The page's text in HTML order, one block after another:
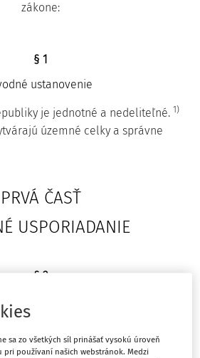
zákone:
§ 1
ustanovenie
je jednotné a nedeliteľné. 1)
územné celky a správne
PRVÁ ČASŤ
USPORIADANIE
§ 2
ustanovenia
územné celky.3)
sa zo všetkých síl prinášať vysokú úroveň
používaní našich webstránok. Medzi